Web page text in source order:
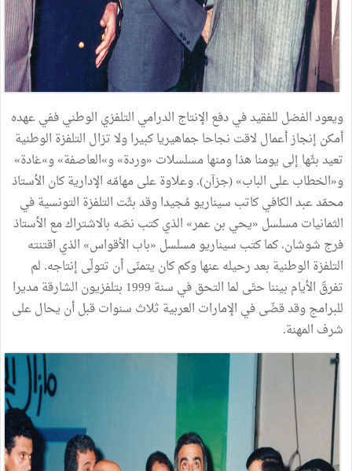
ويعود الفضل للفقيد في دفع الإنتاج الدرامي التلفزي الوطني ففي عهده
أمكن إنجاز أعمال لاقت نجاحا جماهيريا كبيرا ولا تزال التلفزة الوطنية
تعيد بثّها إلى يومنا هذا ومنها مسلسلات «وردة» و»العاصفة» و»غادة»
و«الخطاب على الباب» (جزآن). وعلاوة على مهامّه الإدارية كان الأستاذ
محمّد عبد الكافي كاتب سيناريو مُجيدا وقد بثّت التلفزة التونسية في
الثمانيات مسلسل «يحي بن عمر» الذي كتب نصّه بالاشتراك مع الأستاذ
فرج شوشان. كما كتب سيناريو مسلسل «باب الأقواس» الذي اقتنته
التلفزة الوطنية بعد رحيله عنها وكم كان يتمنّى أن تتولّى إنتاجه. لم
تفرقّ الأيام بيننا حتّى لما التحق في سنة 1999 بتلفزيون الشارقة مديرا
للبرامج وقد قضّى في الإمارات العربية ثلاث سنوات قبل أن يحال على
شرف المهنة.